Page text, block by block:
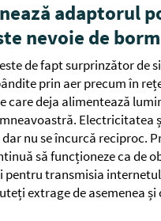
adaptorul
nevoie de
de fapt surprinzător de
prin aer precum în
care deja alimentează
Electricitatea
nu se încurcă reciproc.
să funcționeze ca de
transmisia
extrage de asemenea și